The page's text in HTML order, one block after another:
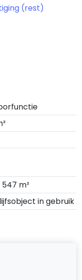
(rest)
547 m²
in gebruik